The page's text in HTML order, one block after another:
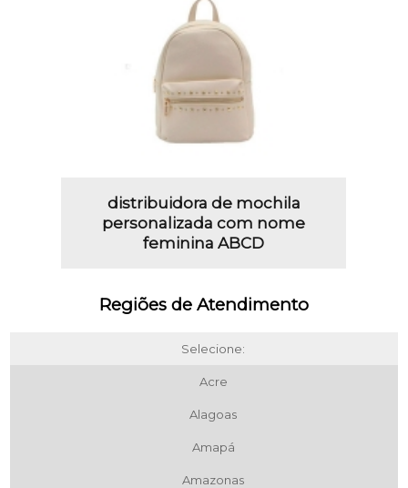
distribuidora de mochila
personalizada com nome
feminina ABCD
Regiões de Atendimento
Selecione:
Acre
Alagoas
Amapá
Amazonas